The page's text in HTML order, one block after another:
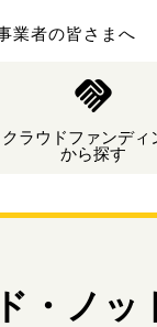
業者の皆さまへ
クラウドファンディ
から探す
ノッ